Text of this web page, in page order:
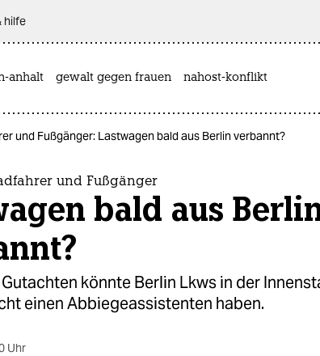
hilfe
anhalt gewalt gegen frauen nahost-konflikt
und Fußgänger: Lastwagen bald aus Berlin verbannt?
und Fußgänger
bald aus
könnte Berlin Lkws in der
einen Abbiegeassistenten haben.
Uhr